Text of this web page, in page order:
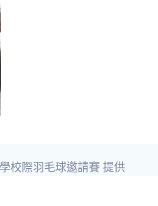
校際羽毛球邀請賽 提供